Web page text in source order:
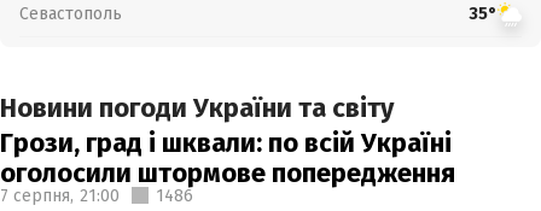
Севастополь 35°
Новини погоди України та світу
Грози, град і шквали: по всій Україні
оголосили штормове попередження
7 серпня, 21:00 1486